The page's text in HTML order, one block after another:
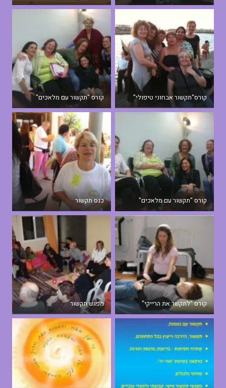
קורס"תקשור אבחוני טיפולי" קורס "תקשור עם מלאכים"
קורס "תקשור עם מלאכים" כנס תקשור
קורס "לתקשר את הרייקי" מפגש תקשור